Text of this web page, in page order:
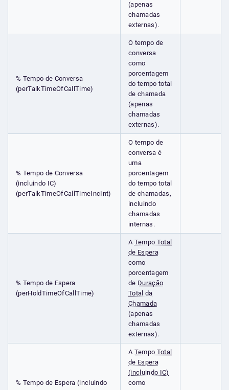
(apenas
chamadas
externas).
% Tempo de Conversa
(perTalkTimeOfCallTime)
O tempo de
conversa
como
porcentagem
do tempo total
de chamada
(apenas
chamadas
externas).
% Tempo de Conversa
(incluindo IC)
(perTalkTimeOfCallTimeIncInt)
O tempo de
conversa é
uma
porcentagem
do tempo total
de chamadas,
incluindo
chamadas
internas.
% Tempo de Espera
(perHoldTimeOfCallTime)
A Tempo Total
de Espera
como
porcentagem
de Duração
Total da
Chamada
(apenas
chamadas
externas).
% Tempo de Espera (incluindo
A Tempo Total
de Espera
(incluindo IC)
como